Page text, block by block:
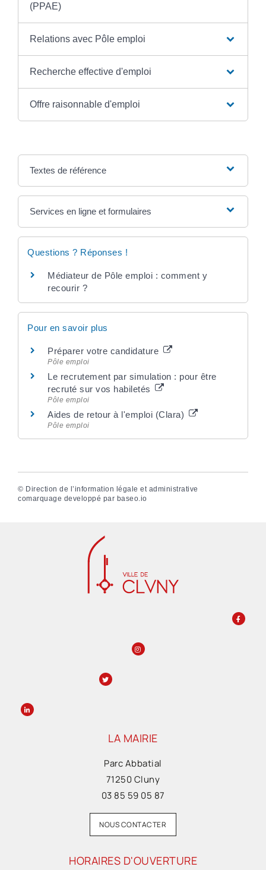
(PPAE)
Relations avec Pôle emploi
Recherche effective d'emploi
Offre raisonnable d'emploi
Textes de référence
Services en ligne et formulaires
Questions ? Réponses !
Médiateur de Pôle emploi : comment y
recourir ?
Pour en savoir plus
Préparer votre candidature
Pôle emploi
Le recrutement par simulation : pour être
recruté sur vos habiletés
Pôle emploi
Aides de retour à l'emploi (Clara)
Pôle emploi
© Direction de l’information légale et administrative
comarquage developpé par baseo.io
LA MAIRIE
Parc Abbatial
71250 Cluny
03 85 59 05 87
NOUS CONTACTER
HORAIRES D'OUVERTURE